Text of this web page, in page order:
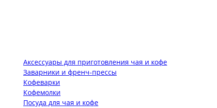
Аксессуары для приготовления чая и кофе
Заварники и френч-прессы
Кофеварки
Кофемолки
Посуда для чая и кофе